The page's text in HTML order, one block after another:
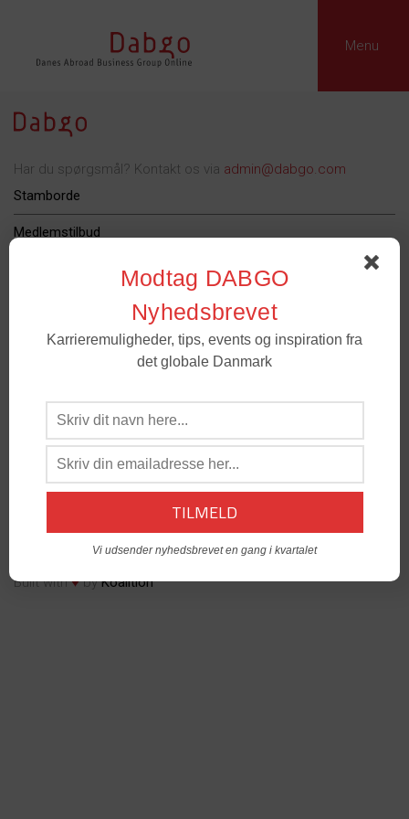
Menu
Har du spørgsmål? Kontakt os via admin@dabgo.com
Stamborde
Medlemstilbud
Dabgo Erhvervspris
Om Dabgo
Medlemmer- For spørgsmål til medlemskab og grupper. Email
admin@dabgo.com
Kontakt:
© Copyright DABGO 2025
Built with♥byKoalition
Modtag DABGO
Nyhedsbrevet
Karrieremuligheder, tips, events og inspiration fra
det globale Danmark
Vi udsender nyhedsbrevet en gang i kvartalet